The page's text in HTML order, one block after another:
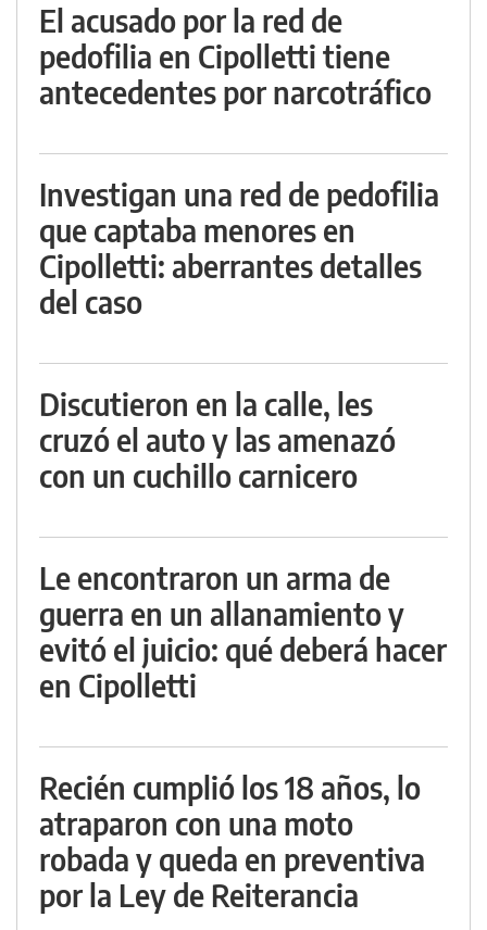
El acusado por la red de
pedofilia en Cipolletti tiene
antecedentes por narcotráfico
Investigan una red de pedofilia
que captaba menores en
Cipolletti: aberrantes detalles
del caso
Discutieron en la calle, les
cruzó el auto y las amenazó
con un cuchillo carnicero
Le encontraron un arma de
guerra en un allanamiento y
evitó el juicio: qué deberá hacer
en Cipolletti
Recién cumplió los 18 años, lo
atraparon con una moto
robada y queda en preventiva
por la Ley de Reiterancia